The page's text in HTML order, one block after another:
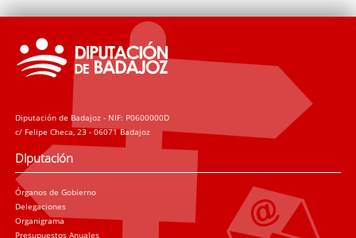
Diputación de Badajoz - NIF: P0600000D
c/ Felipe Checa, 23 - 06071 Badajoz
Diputación
Órganos de Gobierno
Delegaciones
Organigrama
Presupuestos Anuales